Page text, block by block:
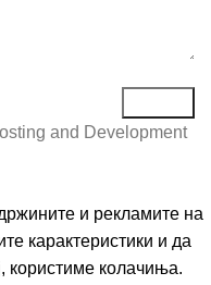
and Development
и рекламите на
карактеристики и да
користиме колачиња.